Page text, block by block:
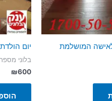
המושלמת
למוצר
יום הולדת 50 עיצוב
בלוני
₪600